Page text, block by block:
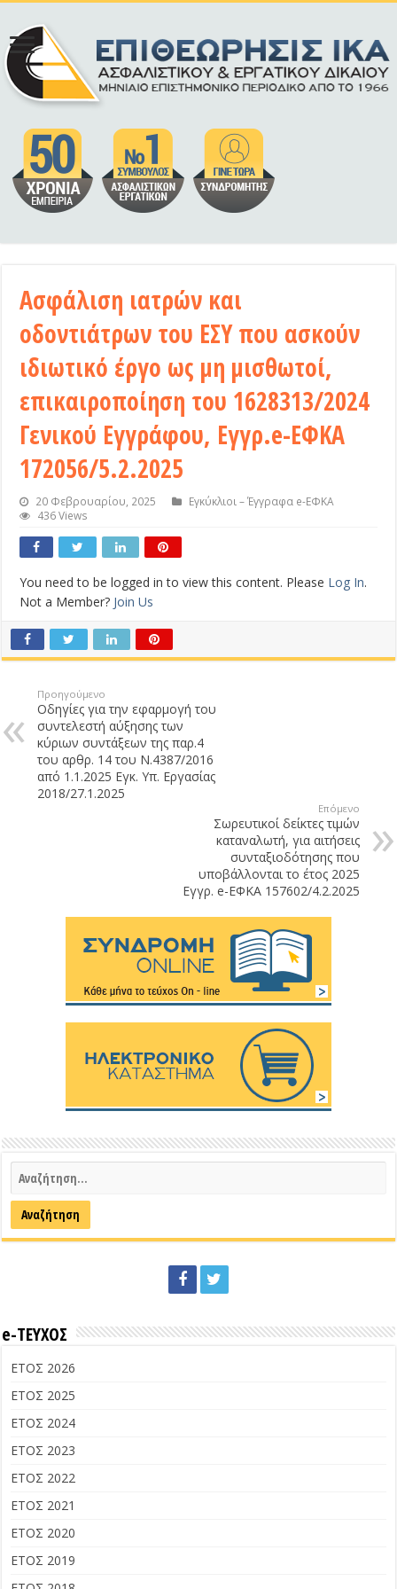
Ασφάλιση ιατρών και
οδοντιάτρων του ΕΣΥ που ασκούν
ιδιωτικό έργο ως μη μισθωτοί,
επικαιροποίηση του 1628313/2024
Γενικού Εγγράφου, Εγγρ.e-ΕΦΚΑ
172056/5.2.2025
20 Φεβρουαρίου, 2025
Εγκύκλιοι – Έγγραφα e-ΕΦΚΑ
436 Views
You need to be logged in to view this content. Please Log In.
Not a Member? Join Us
Προηγούμενο
Οδηγίες για την εφαρμογή του
συντελεστή αύξησης των
κύριων συντάξεων της παρ.4
του αρθρ. 14 του Ν.4387/2016
από 1.1.2025 Εγκ. Υπ. Εργασίας
2018/27.1.2025
Επόμενο
Σωρευτικοί δείκτες τιμών
καταναλωτή, για αιτήσεις
συνταξιοδότησης που
υποβάλλονται το έτος 2025
Εγγρ. e-ΕΦΚΑ 157602/4.2.2025
e-ΤΕΥΧΟΣ
ΕΤΟΣ 2026
ΕΤΟΣ 2025
ΕΤΟΣ 2024
ΕΤΟΣ 2023
ΕΤΟΣ 2022
ΕΤΟΣ 2021
ΕΤΟΣ 2020
ΕΤΟΣ 2019